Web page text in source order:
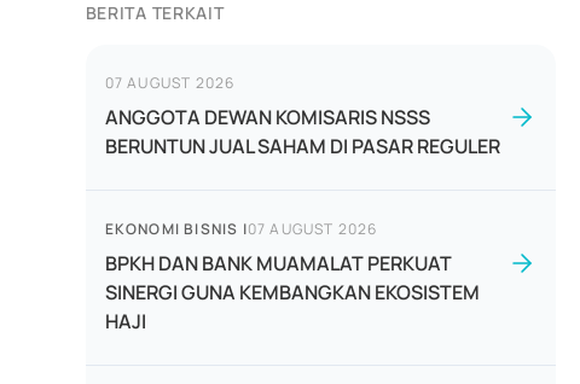
BERITA TERKAIT
07 AUGUST 2026
ANGGOTA DEWAN KOMISARIS NSSS
BERUNTUN JUAL SAHAM DI PASAR REGULER
EKONOMI BISNIS |07 AUGUST 2026
BPKH DAN BANK MUAMALAT PERKUAT
SINERGI GUNA KEMBANGKAN EKOSISTEM
HAJI